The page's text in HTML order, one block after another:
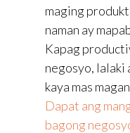
maging
naman ay
Kapag
negosyo, lalaki
kaya mas
Dapat ang
bagong